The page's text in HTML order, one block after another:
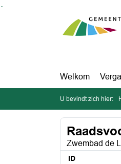
Welkom
U bevindt zich hier:
Zwembad de
ID